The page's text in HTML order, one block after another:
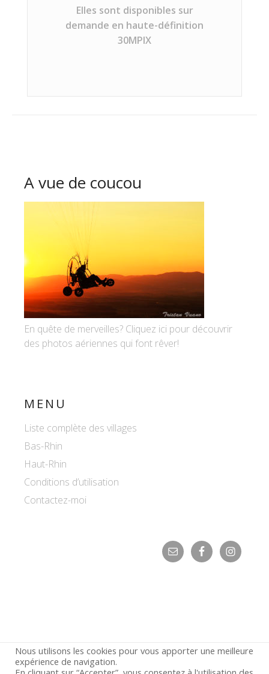
Elles sont disponibles sur
demande en haute-définition
30MPIX
A vue de coucou
En quête de merveilles? Cliquez ici pour découvrir
des photos aériennes qui font rêver!
MENU
Liste complète des villages
Bas-Rhin
Haut-Rhin
Conditions d’utilisation
Contactez-moi
Nous utilisons les cookies pour vous apporter une meilleure
expérience de navigation.